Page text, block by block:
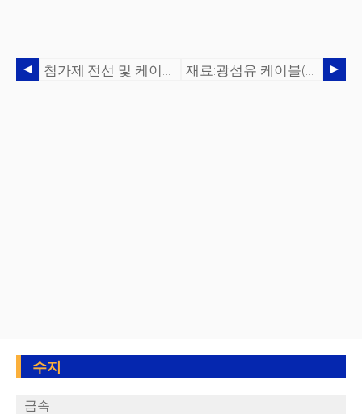
첨가제:전선 및 케이블 응용 분야를 위한 비용 효율적인 착색제 재료:광섬유 케이블(OFC)용 ECCOH
수지
금속